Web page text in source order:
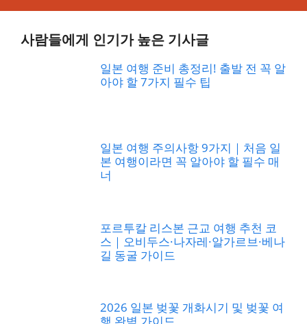
사람들에게 인기가 높은 기사글
일본 여행 준비 총정리! 출발 전 꼭 알
아야 할 7가지 필수 팁
일본 여행 주의사항 9가지｜처음 일
본 여행이라면 꼭 알아야 할 필수 매
너
포르투칼 리스본 근교 여행 추천 코
스｜오비두스·나자레·알가르브·베나
길 동굴 가이드
2026 일본 벚꽃 개화시기 및 벚꽃 여